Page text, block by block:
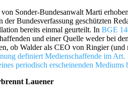
Sonder-Bundesanwalt Marti
der Bundesverfassung geschützten
bereits einmal geurteilt. In BGE
und einer Quelle weder bei
ob Walder als CEO von Ringier
definiert Medienschaffende im
periodisch erscheinenden Mediums
Lauener